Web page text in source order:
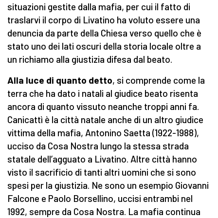
situazioni gestite dalla mafia, per cui il fatto di
traslarvi il corpo di Livatino ha voluto essere una
denuncia da parte della Chiesa verso quello che è
stato uno dei lati oscuri della storia locale oltre a
un richiamo alla giustizia difesa dal beato.
Alla luce di quanto detto, si comprende come la
terra che ha dato i natali al giudice beato risenta
ancora di quanto vissuto neanche troppi anni fa.
Canicattì è la città natale anche di un altro giudice
vittima della mafia, Antonino Saetta (1922-1988),
ucciso da Cosa Nostra lungo la stessa strada
statale dell’agguato a Livatino. Altre città hanno
visto il sacrificio di tanti altri uomini che si sono
spesi per la giustizia. Ne sono un esempio Giovanni
Falcone e Paolo Borsellino, uccisi entrambi nel
1992, sempre da Cosa Nostra. La mafia continua